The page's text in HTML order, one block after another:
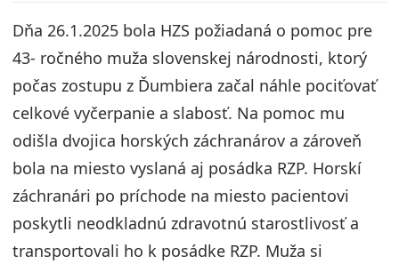
Dňa 26.1.2025 bola HZS požiadaná o pomoc pre
43- ročného muža slovenskej národnosti, ktorý
počas zostupu z Ďumbiera začal náhle pociťovať
celkové vyčerpanie a slabosť. Na pomoc mu
odišla dvojica horských záchranárov a zároveň
bola na miesto vyslaná aj posádka RZP. Horskí
záchranári po príchode na miesto pacientovi
poskytli neodkladnú zdravotnú starostlivosť a
transportovali ho k posádke RZP. Muža si